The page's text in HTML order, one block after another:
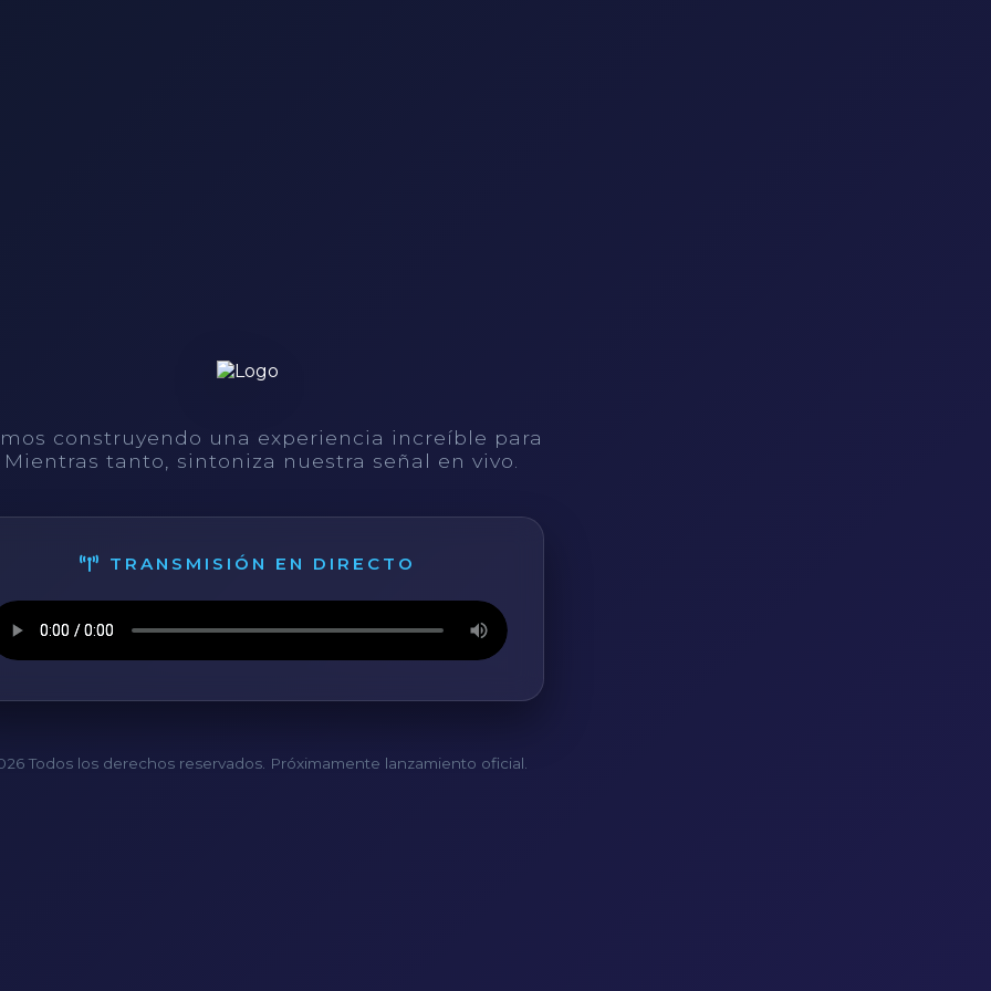
construyendo una experiencia increíble para
tanto, sintoniza nuestra señal en vivo.
TRANSMISIÓN EN DIRECTO
Todos los derechos reservados. Próximamente lanzamiento oficial.